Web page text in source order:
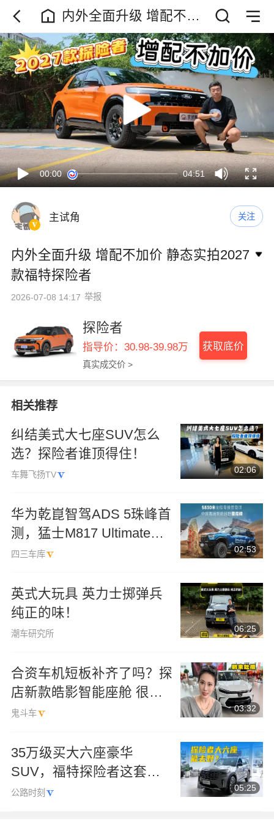
内外全面升级 增配不加
价 静态实拍2027款福特
探险者
00:00 04:51
主试角 关注
内外全面升级 增配不加价 静态实拍2027
款福特探险者
2026-07-08 14:17 举报
探险者
指导价：30.98-39.98万
真实成交价 >
获取底价
相关推荐
纠结美式大七座SUV怎么
选？探险者谁顶得住！
车舞飞扬TV
02:06
华为乾崑智驾ADS 5珠峰首
测，猛士M817 Ultimate全
程零接管登顶
四三车库
02:53
英式大玩具 英力士掷弹兵
纯正的味！
潮车研究所
06:25
合资车机短板补齐了吗？探
店新款皓影智能座舱 很大
牌呢
鬼斗车
03:32
35万级买大六座豪华
SUV，福特探险者这套机
械底子很硬
公路时刻
05:25